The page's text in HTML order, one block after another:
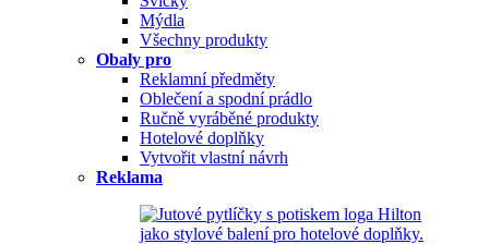
Mýdla
Všechny produkty
Obaly pro
Reklamní předměty
Oblečení a spodní prádlo
Ručně vyráběné produkty
Hotelové doplňky
Vytvořit vlastní návrh
Reklama